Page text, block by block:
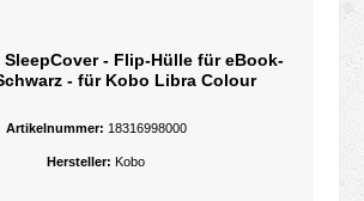
- Flip-Hülle für eBook-
- für Kobo Libra Colour
Artikelnummer: 18316998000
Hersteller: Kobo